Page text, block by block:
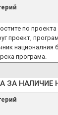
по
проект,
програма.
ЗА